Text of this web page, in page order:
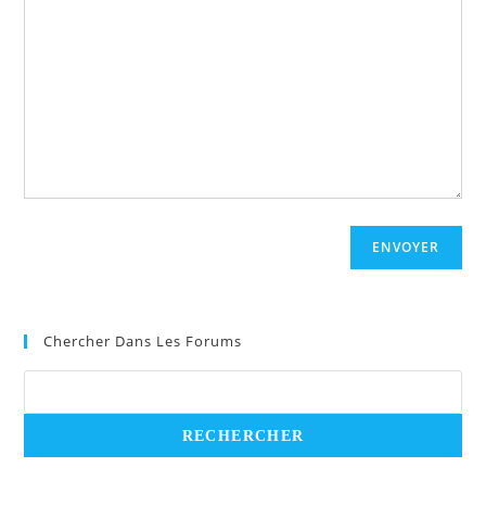
ENVOYER
Chercher Dans Les Forums